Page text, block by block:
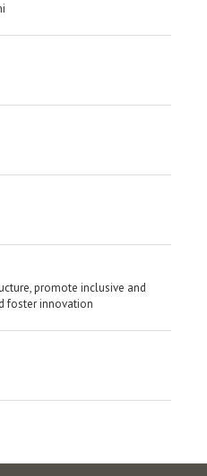
promote inclusive and
foster innovation